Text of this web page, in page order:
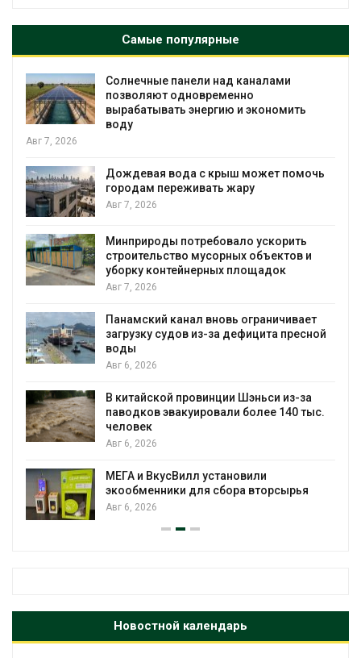
Самые популярные
Солнечные панели над каналами
позволяют одновременно
вырабатывать энергию и экономить
воду
Авг 7, 2026
Дождевая вода с крыш может помочь
городам переживать жару
Авг 7, 2026
Минприроды потребовало ускорить
строительство мусорных объектов и
уборку контейнерных площадок
Авг 7, 2026
Панамский канал вновь ограничивает
загрузку судов из-за дефицита пресной
воды
Авг 6, 2026
В китайской провинции Шэньси из-за
паводков эвакуировали более 140 тыс.
человек
Авг 6, 2026
МЕГА и ВкусВилл установили
экообменники для сбора вторсырья
Авг 6, 2026
Новостной календарь